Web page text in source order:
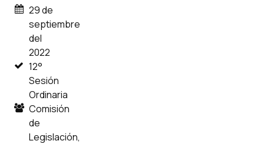
29 de
septiembre
del
2022
12°
Sesión
Ordinaria
Comisión
de
Legislación,